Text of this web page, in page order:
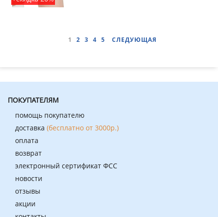
1 2 3 4 5 СЛЕДУЮЩАЯ
ПОКУПАТЕЛЯМ
помощь покупателю
доставка (бесплатно от 3000р.)
оплата
возврат
электронный сертификат ФСС
новости
отзывы
акции